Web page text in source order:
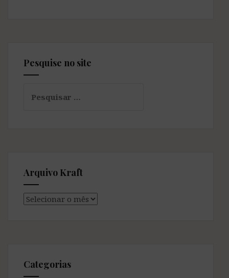
Pesquise no site
por:
Arquivo Kraft
Arquivo
Categorias